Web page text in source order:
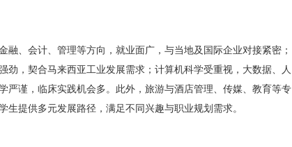
融、会计、管理等方向，就业面广，与当地及国际企业对接紧密；
劲，契合马来西亚工业发展需求；计算机科学受重视，大数据、人
严谨，临床实践机会多。此外，旅游与酒店管理、传媒、教育等专
生提供多元发展路径，满足不同兴趣与职业规划需求。